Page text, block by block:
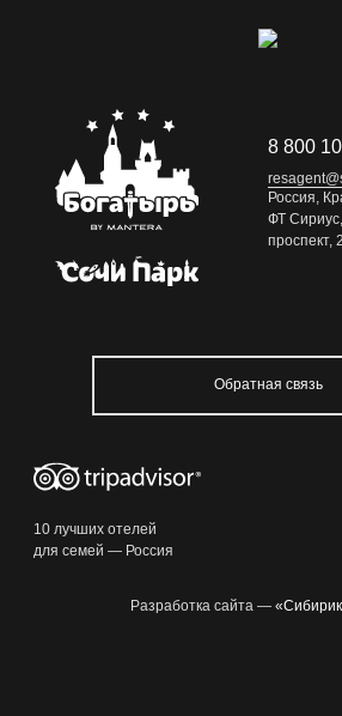
8 800
Россия,
ФТ
проспект,
Обратная связь
10 лучших отелей
для семей — Россия
Разработка сайта —